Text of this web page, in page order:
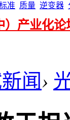
准 质量 逆变器
）产业化论
闻›